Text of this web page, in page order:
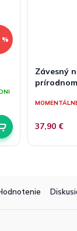
%
Závesný
37,90 €